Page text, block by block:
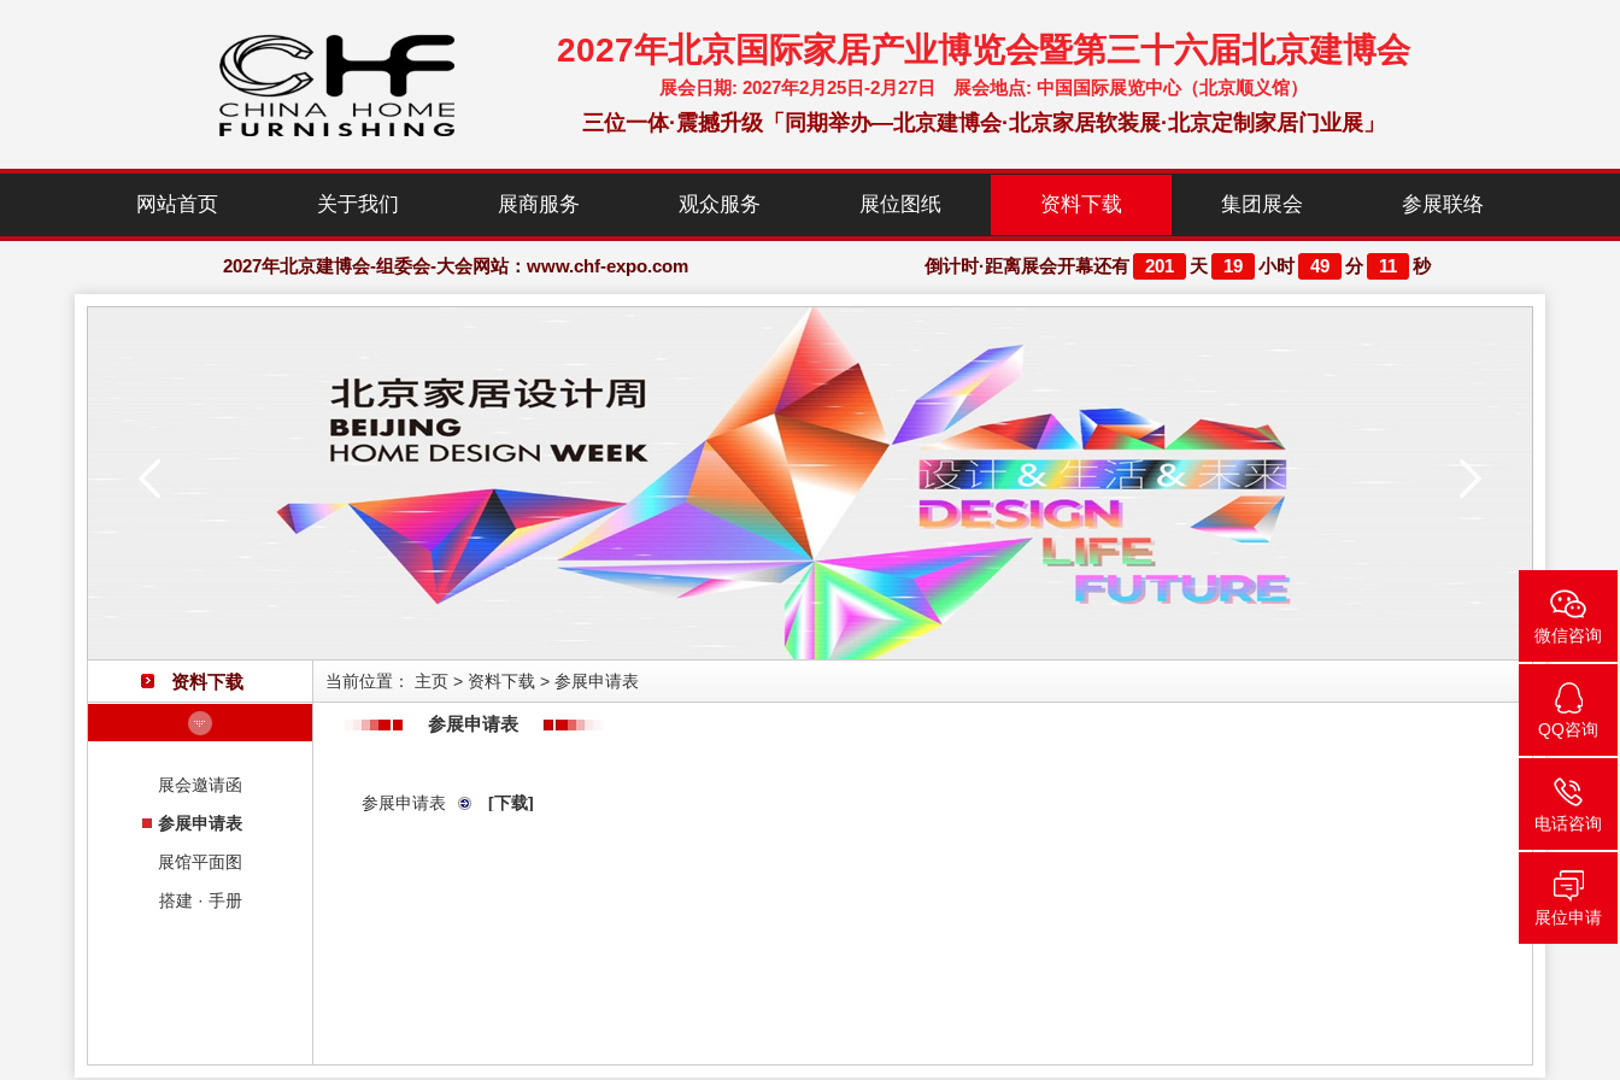
2027年北京国际家居产业博览会暨第三十六届北京建博会
展会日期: 2027年2月25日-2月27日 展会地点: 中国国际展览中心（北京顺义馆）
三位一体·震撼升级「同期举办—北京建博会·北京家居软装展·北京定制家居门业展」
网站首页 关于我们 展商服务 观众服务 展位图纸 资料下载 集团展会 参展联络
2027年北京建博会-组委会-大会网站：www.chf-expo.com
欢迎访问·2027年北京国际家居产业博览会·大会网站
倒计时·距离展会开幕还有 201 天 19 小时 49 分 10 秒
资料下载
展会邀请函
参展申请表
展馆平面图
搭建 · 手册
当前位置： 主页 > 资料下载 > 参展申请表
参展申请表
参展申请表 [下载]
微信咨询
QQ咨询
电话咨询
展位申请